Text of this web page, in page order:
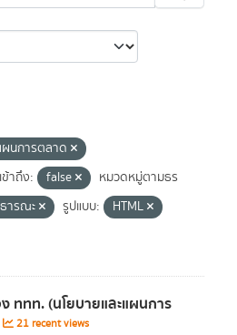
ผนการตลาด
ข้าถึง: false
หมวดหมู่ตามธร
ารณะ รูปแบบ:
HTML
ททท. (นโยบายและแผนการ
21 recent views